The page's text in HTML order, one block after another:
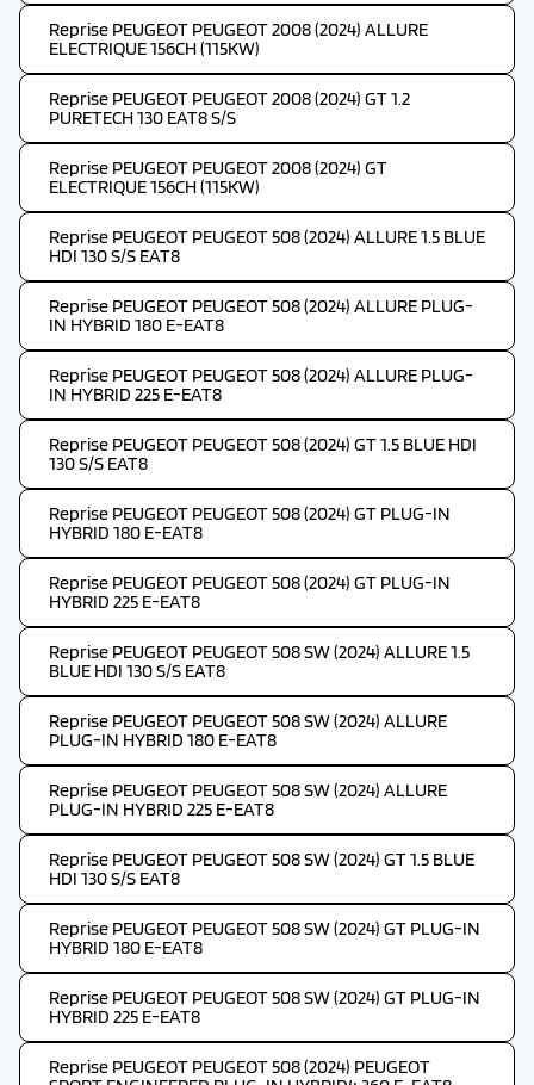
Reprise PEUGEOT PEUGEOT 2008 (2024) ALLURE
ELECTRIQUE 156CH (115KW)
Reprise PEUGEOT PEUGEOT 2008 (2024) GT 1.2
PURETECH 130 EAT8 S/S
Reprise PEUGEOT PEUGEOT 2008 (2024) GT
ELECTRIQUE 156CH (115KW)
Reprise PEUGEOT PEUGEOT 508 (2024) ALLURE 1.5 BLUE
HDI 130 S/S EAT8
Reprise PEUGEOT PEUGEOT 508 (2024) ALLURE PLUG-
IN HYBRID 180 E-EAT8
Reprise PEUGEOT PEUGEOT 508 (2024) ALLURE PLUG-
IN HYBRID 225 E-EAT8
Reprise PEUGEOT PEUGEOT 508 (2024) GT 1.5 BLUE HDI
130 S/S EAT8
Reprise PEUGEOT PEUGEOT 508 (2024) GT PLUG-IN
HYBRID 180 E-EAT8
Reprise PEUGEOT PEUGEOT 508 (2024) GT PLUG-IN
HYBRID 225 E-EAT8
Reprise PEUGEOT PEUGEOT 508 SW (2024) ALLURE 1.5
BLUE HDI 130 S/S EAT8
Reprise PEUGEOT PEUGEOT 508 SW (2024) ALLURE
PLUG-IN HYBRID 180 E-EAT8
Reprise PEUGEOT PEUGEOT 508 SW (2024) ALLURE
PLUG-IN HYBRID 225 E-EAT8
Reprise PEUGEOT PEUGEOT 508 SW (2024) GT 1.5 BLUE
HDI 130 S/S EAT8
Reprise PEUGEOT PEUGEOT 508 SW (2024) GT PLUG-IN
HYBRID 180 E-EAT8
Reprise PEUGEOT PEUGEOT 508 SW (2024) GT PLUG-IN
HYBRID 225 E-EAT8
Reprise PEUGEOT PEUGEOT 508 (2024) PEUGEOT